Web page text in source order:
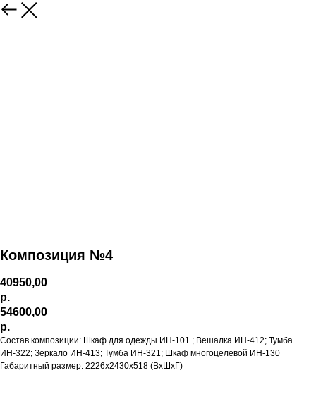
Композиция №4
40950,00
р.
54600,00
р.
Состав композиции: Шкаф для одежды ИН-101 ; Вешалка ИН-412; Тумба
ИН-322; Зеркало ИН-413; Тумба ИН-321; Шкаф многоцелевой ИН-130
Габаритный размер: 2226х2430х518 (ВхШхГ)